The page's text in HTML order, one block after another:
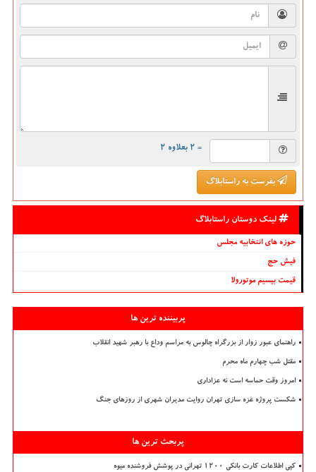
= ۲ بعلاوه ۲
بفرست به راستابلاگ
لینک دوستان راستابلاگ
حوزه های انتخابیه مجلس
فیش حج
قیمت بیسیم موتورولا
پربیننده ترین ها
راهنمای عبور زوار از بزرگراه چالوس به مراسم وداع با رهبر شهید انقلاب
مقتل شب چهارم ماه محرم
امروز وقت حماسه است نه عزاداری
شکست پروژه غزه سازی تهران روایت مدیران شهری از روزهای جنگ
پربحث ترین ها
کپی اطلاعات کارت بانکی ۱۲۰۰ تهرانی در پوشش فروشنده میوه